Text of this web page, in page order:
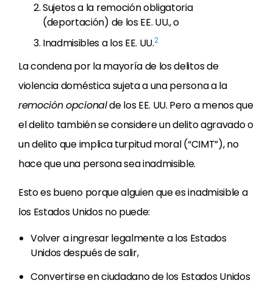
Sujetos a la remoción obligatoria
(deportación) de los EE. UU., o
Inadmisibles a los EE. UU.2
La condena por la mayoría de los delitos de
violencia doméstica sujeta a una persona a la
remoción opcionalde los EE. UU. Pero a menos que
el delito también se considere un delito agravado o
un delito que implica turpitud moral (“CIMT”), no
hace que una persona sea inadmisible.
Esto es bueno porque alguien que es inadmisible a
los Estados Unidos no puede:
Volver a ingresar legalmente a los Estados
Unidos después de salir,
Convertirse en ciudadano de los Estados Unidos